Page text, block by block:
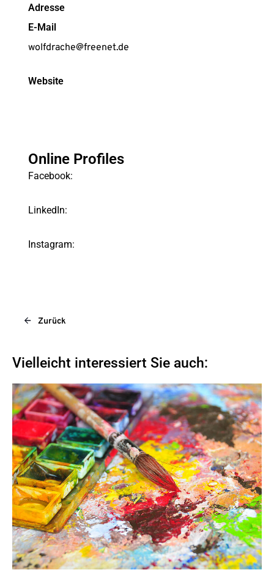
Adresse
E-Mail
wolfdrache@freenet.de
Website
Online Profiles
Facebook:
LinkedIn:
Instagram:
Zurück
Vielleicht interessiert Sie auch: